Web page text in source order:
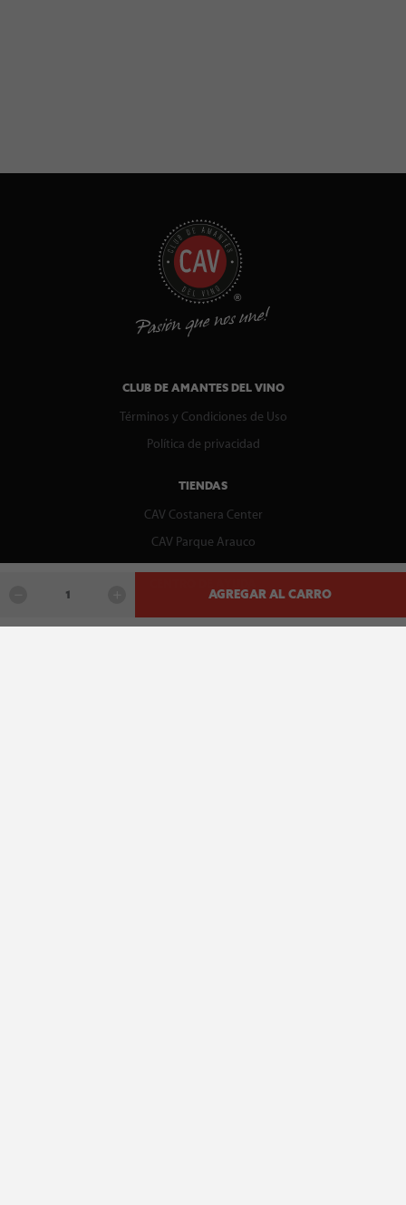
AGREGAR AL CARRO
CLUB DE AMANTES DEL VINO
Términos y Condiciones de Uso
Política de privacidad
TIENDAS
CAV Costanera Center
CAV Parque Arauco